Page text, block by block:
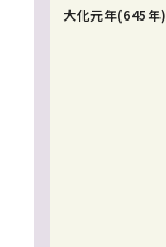
大化元年(645年)